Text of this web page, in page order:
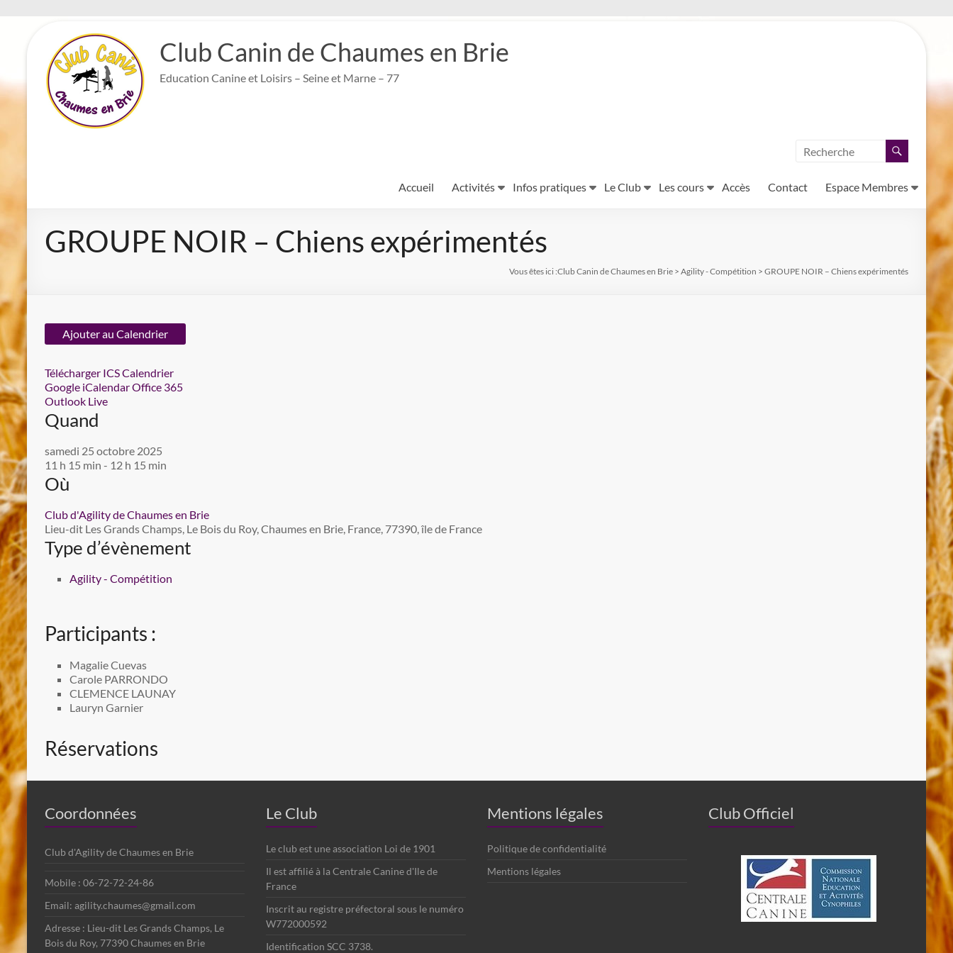
contenu
Club Canin de Chaumes en Brie
Education Canine et Loisirs – Seine et Marne – 77
Accueil Activités Infos pratiques Le Club Les cours Accès Contact Espace Membres
GROUPE NOIR – Chiens expérimentés
Vous êtes ici :Club Canin de Chaumes en Brie > Agility - Compétition > GROUPE NOIR – Chiens expérimentés
Ajouter au Calendrier
Télécharger ICSCalendrier
Google iCalendarOffice 365
Outlook Live
Quand
samedi 25 octobre 2025
11 h 15 min - 12 h 15 min
Où
Club d'Agility de Chaumes en Brie
Lieu-dit Les Grands Champs, Le Bois du Roy, Chaumes en Brie, France, 77390, île de France
Type d’évènement
Agility - Compétition
Participants :
Magalie Cuevas
Carole PARRONDO
CLEMENCE LAUNAY
Lauryn Garnier
Réservations
Coordonnées
Club d'Agility de Chaumes en Brie
Mobile : 06-72-72-24-86
Email: agility.chaumes@gmail.com
Adresse : Lieu-dit Les Grands Champs, Le
Bois du Roy, 77390 Chaumes en Brie
Le Club
Le club est une association Loi de 1901
Il est affilié à la Centrale Canine d'Ile de
France
Inscrit au registre préfectoral sous le numéro
W772000592
Identification SCC 3738.
Mentions légales
Politique de confidentialité
Mentions légales
Club Officiel